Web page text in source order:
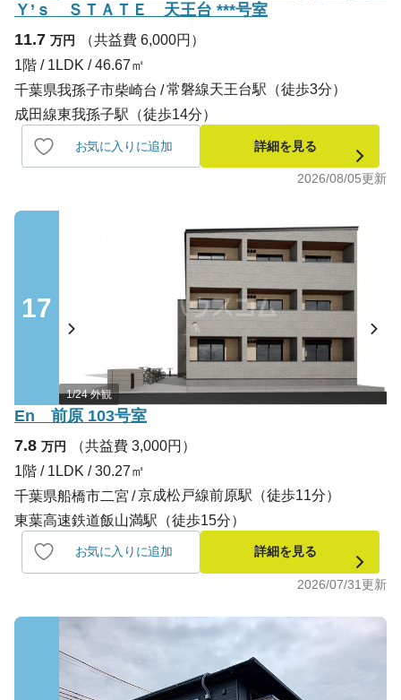
Ｙ’ｓ ＳＴＡＴＥ 天王台 ***号室
11.7 万円
（共益費 6,000円）
1階 / 1LDK / 46.67㎡
千葉県我孫子市柴崎台
常磐線天王台駅（徒歩3分）
成田線東我孫子駅（徒歩14分）
お気に入りに追加 詳細を見る
2026/08/05更新
17
1/24 外観
En 前原 103号室
7.8 万円
（共益費 3,000円）
1階 / 1LDK / 30.27㎡
千葉県船橋市二宮
京成松戸線前原駅（徒歩11分）
東葉高速鉄道飯山満駅（徒歩15分）
お気に入りに追加 詳細を見る
2026/07/31更新